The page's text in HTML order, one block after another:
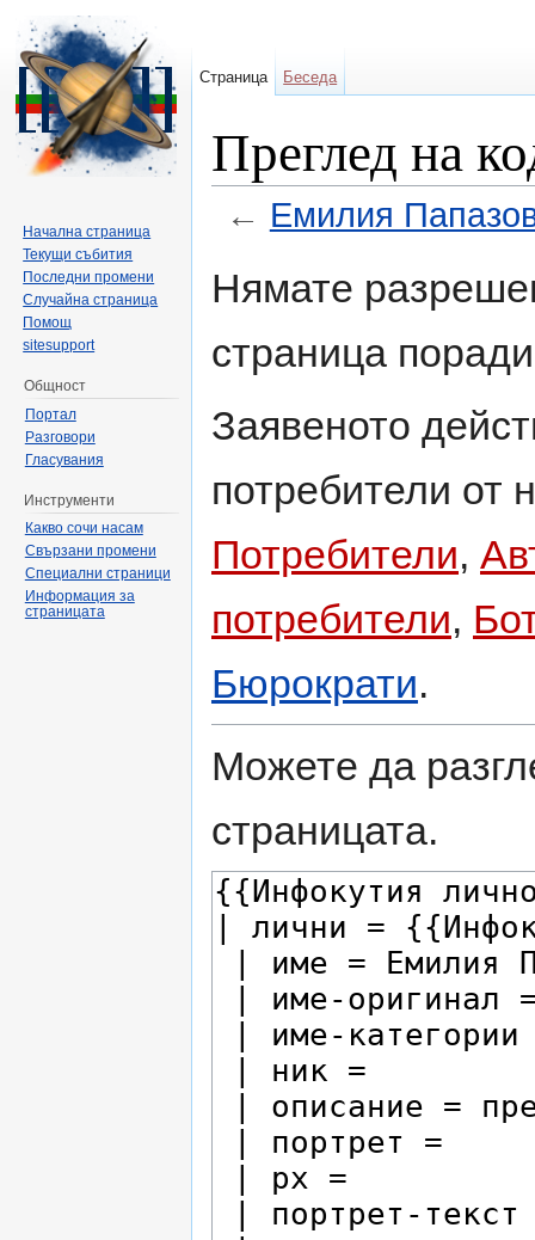
Преглед на
← Емилия
Нямате
страница
Заявеното
потребители от
Потребители,
потребители,
Бюрократи.
Можете да
страницата.
Страница Беседа
Начална страница
Текущи събития
Последни промени
Случайна страница
Помощ
sitesupport
Общност
Портал
Разговори
Гласувания
Инструменти
Какво сочи насам
Свързани промени
Специални страници
Информация за
страницата